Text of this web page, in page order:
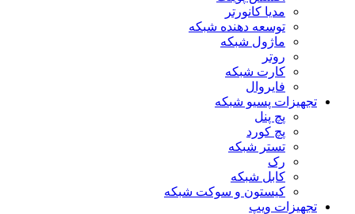
مدیا کانورتر
توسعه دهنده شبکه
ماژول شبکه
روتر
کارت شبکه
فایروال
تجهیزات پسیو شبکه
پچ پنل
پچ کورد
تستر شبکه
رک
کابل شبکه
کیستون و سوکت شبکه
تجهیزات ویپ